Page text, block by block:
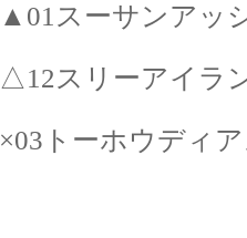
▲01スーサンアッ
△12スリーアイラ
×03トーホウディ